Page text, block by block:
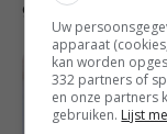
gaat eten.
Uw
apparaat
kan worden
332 partners of
en onze partners
gebruiken. Lijst